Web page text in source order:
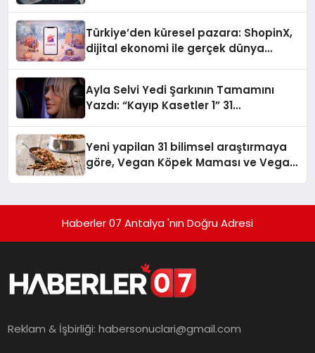
Türkiye’den küresel pazara: ShopinX,
dijital ekonomi ile gerçek dünya
Ayla Selvi Yedi Şarkının Tamamını
Yazdı: “Kayıp Kasetler 1” 31
Yeni yapilan 31 bilimsel araştırmaya
göre, Vegan Köpek Maması ve Vegan
Haberler 07 Antalya 'nın Doğru Adresi
Reklam & İşbirliği:habersonuclari@gmail.com